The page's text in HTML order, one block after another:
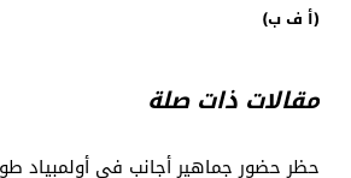
(أ ف ب)
مقالات ذات صلة
حظر حضور جماهير أجانب في أولمبياد